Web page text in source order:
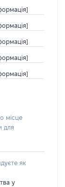
місце
для
як
у